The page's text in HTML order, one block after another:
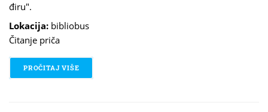
điru".
Lokacija: bibliobus
Čitanje priča
PROČITAJ VIŠE